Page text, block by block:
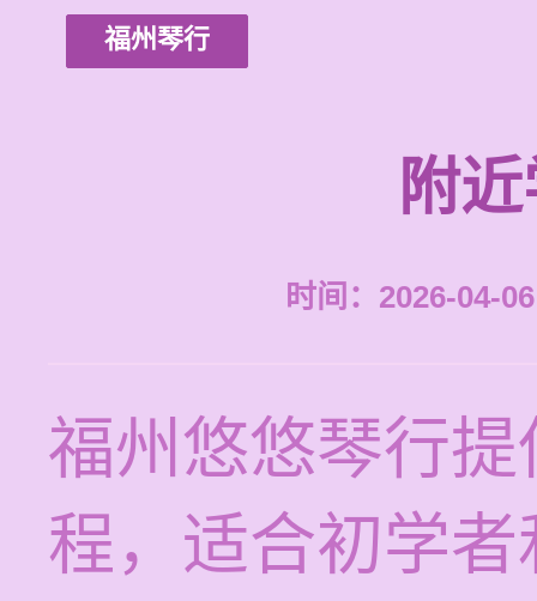
福州琴行
附
时间：2026-04-
福州悠悠琴行
程，适合初学